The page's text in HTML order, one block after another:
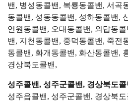
밴, 병성동콜밴, 복룡동콜밴, 서곡
동콜밴, 성동동콜밴, 성하동콜밴,
연원동콜밴, 오대동콜밴, 외답동
밴, 지천동콜밴, 중덕동콜밴, 죽전
동콜밴, 화개동콜밴, 화산동콜밴,
경상북도콜밴,
성주콜밴, 성주군콜밴, 경상북도
성주읍콜밴, 성주군콜밴, 경상북도